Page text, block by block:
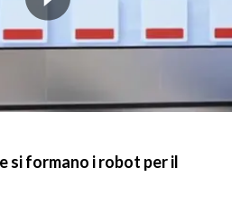
si formano i robot per il